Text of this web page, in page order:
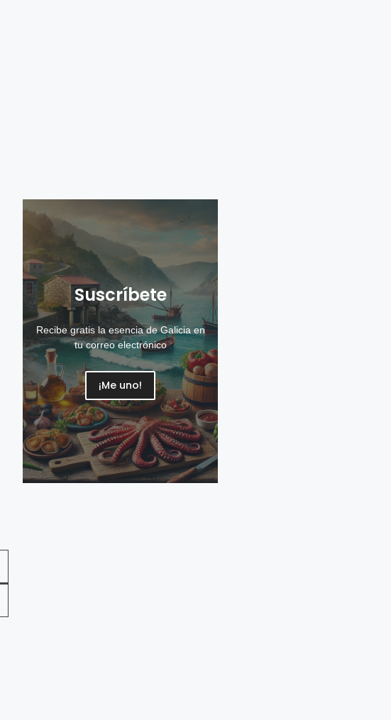
Suscríbete
Recibe gratis la esencia de Galicia en
tu correo electrónico
¡Me uno!